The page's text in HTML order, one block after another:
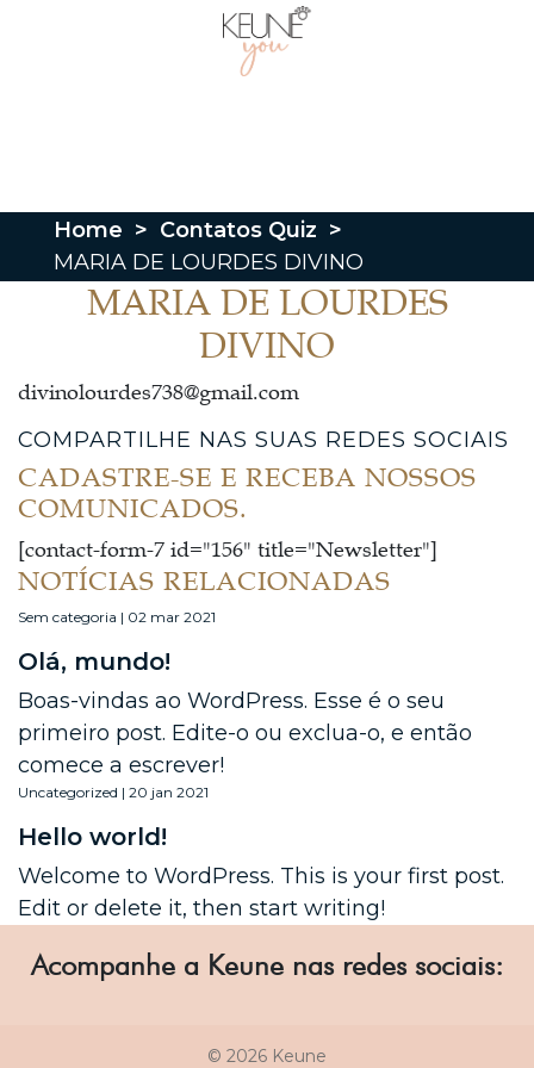
Home > Contatos Quiz >
MARIA DE LOURDES DIVINO
MARIA DE LOURDES
DIVINO
divinolourdes738@gmail.com
COMPARTILHE NAS SUAS REDES SOCIAIS
CADASTRE-SE E RECEBA NOSSOS
COMUNICADOS.
[contact-form-7 id="156" title="Newsletter"]
NOTÍCIAS RELACIONADAS
Sem categoria | 02 mar 2021
Olá, mundo!
Boas-vindas ao WordPress. Esse é o seu
primeiro post. Edite-o ou exclua-o, e então
comece a escrever!
Uncategorized | 20 jan 2021
Hello world!
Welcome to WordPress. This is your first post.
Edit or delete it, then start writing!
Acompanhe a Keune nas redes sociais:
© 2026 Keune